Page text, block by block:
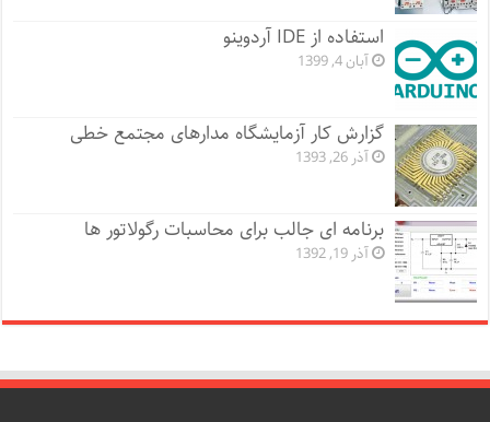
استفاده از IDE آردوینو
آبان 4, 1399
گزارش کار آزمایشگاه مدارهای مجتمع خطی
آذر 26, 1393
برنامه ای جالب برای محاسبات رگولاتور ها
آذر 19, 1392